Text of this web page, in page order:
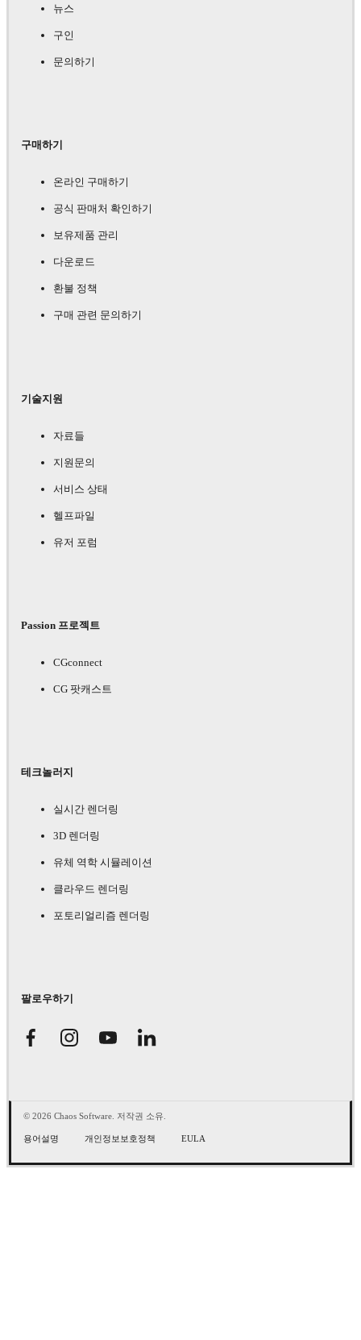
뉴스
구인
문의하기
구매하기
온라인 구매하기
공식 판매처 확인하기
보유제품 관리
다운로드
환불 정책
구매 관련 문의하기
기술지원
자료들
지원문의
서비스 상태
헬프파일
유저 포럼
Passion 프로젝트
CGconnect
CG 팟캐스트
테크놀러지
실시간 렌더링
3D 렌더링
유체 역학 시뮬레이션
클라우드 렌더링
포토리얼리즘 렌더링
팔로우하기
© 2026 Chaos Software. 저작권 소유.
용어설명 개인정보보호정책 EULA